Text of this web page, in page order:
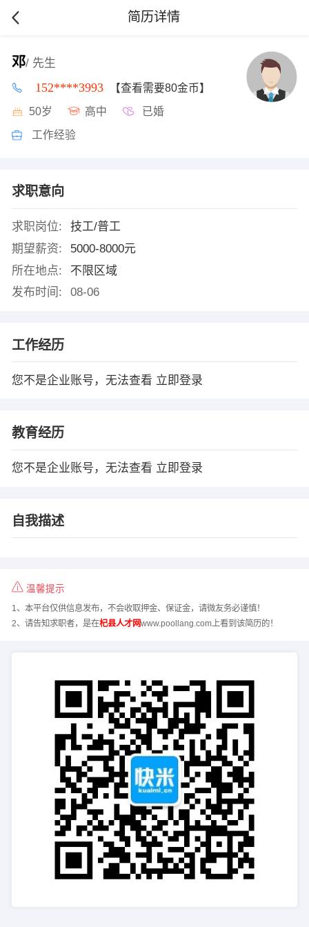
简历详情
邓/ 先生
152****3993 【查看需要80金币】
50岁 高中 已婚
工作经验
求职意向
求职岗位:
技工/普工
期望薪资:
5000-8000元
所在地点:
不限区域
发布时间:
08-06
工作经历
您不是企业账号，无法查看 立即登录
教育经历
您不是企业账号，无法查看 立即登录
自我描述
温馨提示
1、本平台仅供信息发布，不会收取押金、保证金，请微友务必谨慎！
2、请告知求职者，是在杞县人才网www.poollang.com上看到该简历的！